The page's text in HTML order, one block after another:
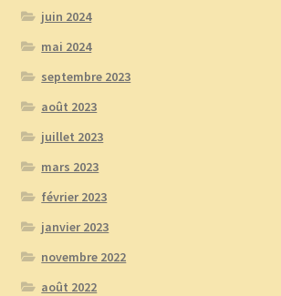
juin 2024
mai 2024
septembre 2023
août 2023
juillet 2023
mars 2023
février 2023
janvier 2023
novembre 2022
août 2022